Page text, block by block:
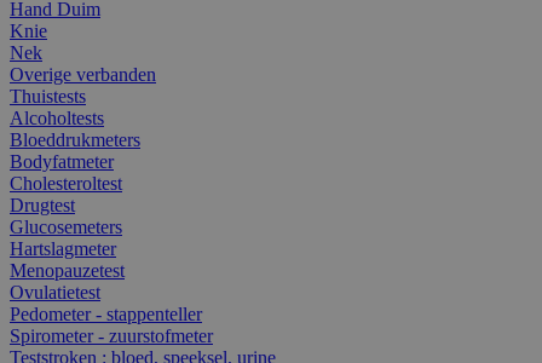
Hand Duim
Knie
Nek
Overige verbanden
Thuistests
Alcoholtests
Bloeddrukmeters
Bodyfatmeter
Cholesteroltest
Drugtest
Glucosemeters
Hartslagmeter
Menopauzetest
Ovulatietest
Pedometer - stappenteller
Spirometer - zuurstofmeter
Teststroken : bloed, speeksel, urine